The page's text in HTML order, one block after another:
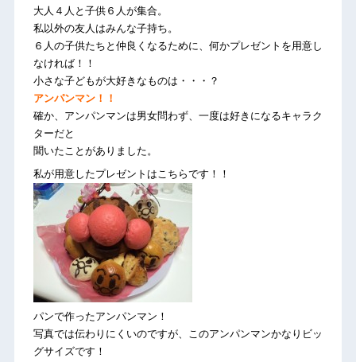
大人４人と子供６人が集合。
私以外の友人はみんな子持ち。
６人の子供たちと仲良くなるために、何かプレゼントを用意し
なければ！！
小さな子どもが大好きなものは・・・？
アンパンマン！！
確か、アンパンマンは男女問わず、一度は好きになるキャラク
ターだと
聞いたことがありました。
私が用意したプレゼントはこちらです！！
パンで作ったアンパンマン！
写真では伝わりにくいのですが、このアンパンマンかなりビッ
グサイズです！